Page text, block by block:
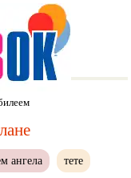
ангела тете